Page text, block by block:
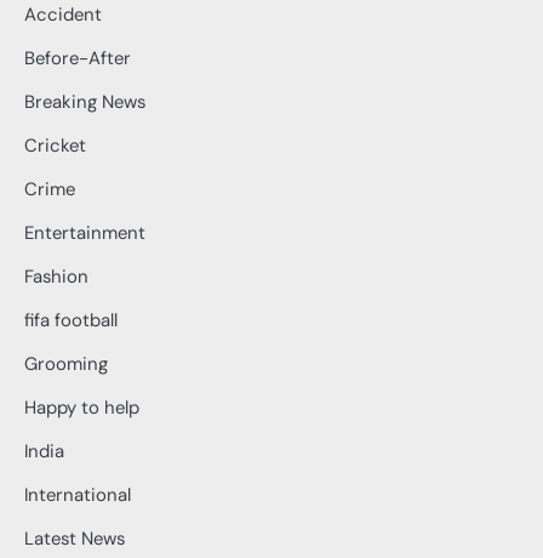
Accident
Before-After
Breaking News
Cricket
Crime
Entertainment
Fashion
fifa football
Grooming
Happy to help
India
International
Latest News